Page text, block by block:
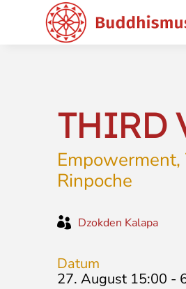
THIRD
Rinpoche
 Dzokden Kalapa
Datum
27. August 15:00 -